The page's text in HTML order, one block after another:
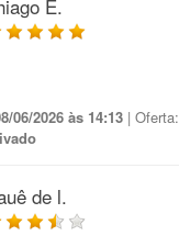
E.
06/2026 às 14:13 | Oferta:
de l.